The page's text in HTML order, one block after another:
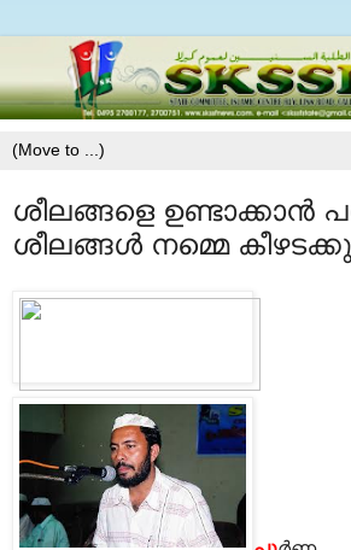
ശീലങ്ങളെ ഉണ്ടാക്കാന്‍
ശീലങ്ങള്‍ നമ്മെ